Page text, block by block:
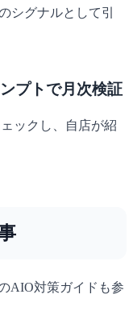
シグナルとして引
プトで月次検証
ックし、自店が紹
AIO対策ガイドも参